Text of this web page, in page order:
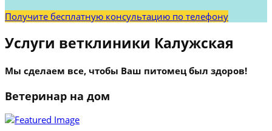
Получите бесплатную консультацию по телефону
Услуги ветклиники Калужская
Мы сделаем все, чтобы Ваш питомец был здоров!
Ветеринар на дом